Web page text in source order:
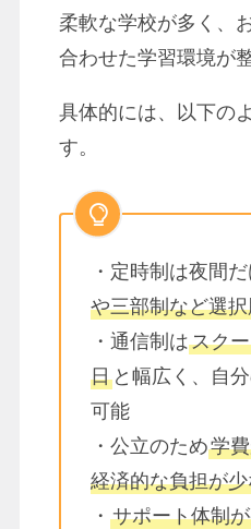
柔軟な学校が多く、
合わせた学習環境が
具体的には、以下の
す。
・定時制は夜間だ
や三部制など選
・通信制はスク
日と幅広く、自
可能
・公立のため学
経済的な負担が
・ サポート体制